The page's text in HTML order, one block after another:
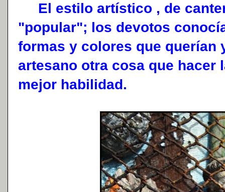
El estilo artístico , de
"popular"; los devotos
formas y colores que querían
artesano otra cosa que hacer
mejor habilidad.